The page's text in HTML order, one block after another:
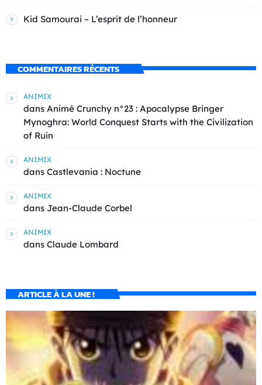
Kid Samourai – L’esprit de l’honneur
COMMENTAIRES RÉCENTS
ANIMIX
dans Animé Crunchy n°23 : Apocalypse Bringer
Mynoghra: World Conquest Starts with the Civilization
of Ruin
ANIMIX
dans Castlevania : Noctune
ANIMIX
dans Jean-Claude Corbel
ANIMIX
dans Claude Lombard
ARTICLE À LA UNE !